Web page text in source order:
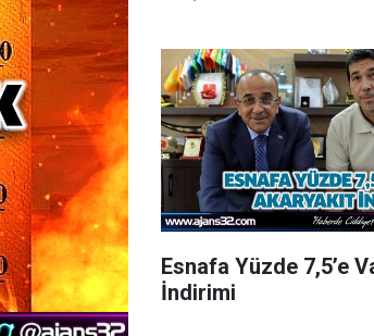
Esnafa Yüzde 7,5’e
İndirimi